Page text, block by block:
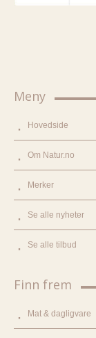
Meny
Hovedside
Om Natur.no
Merker
Se alle nyheter
Se alle tilbud
Finn frem
Mat & dagligvare